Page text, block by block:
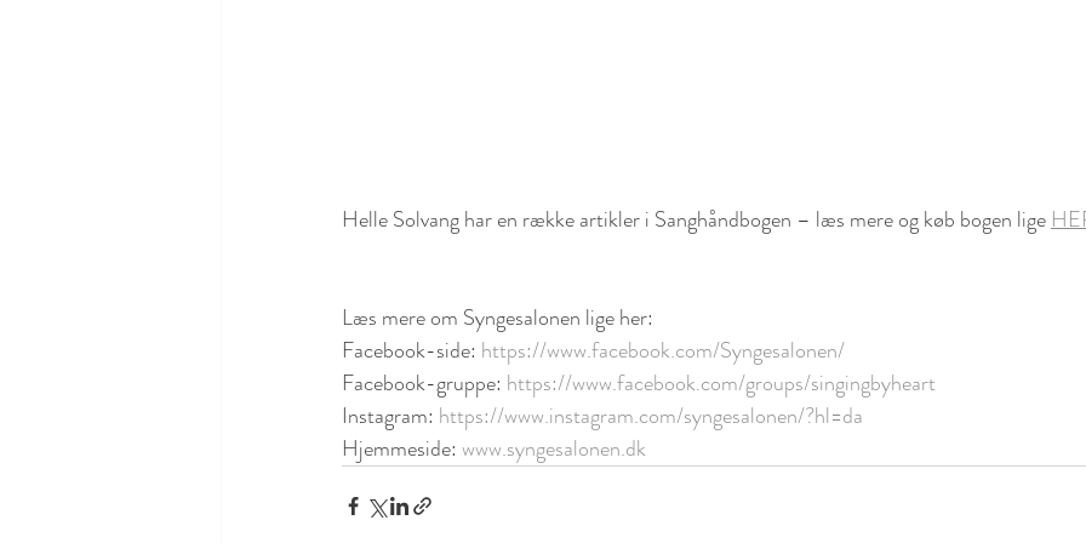
Helle Solvang har en række artikler i Sanghåndbogen – læs mere og køb bogen lige
Læs mere om Syngesalonen lige her:
Facebook-side: https://www.facebook.com/Syngesalonen/
Facebook-gruppe: https://www.facebook.com/groups/singingbyheart
Instagram: https://www.instagram.com/syngesalonen/?hl=da
Hjemmeside: www.syngesalonen.dk